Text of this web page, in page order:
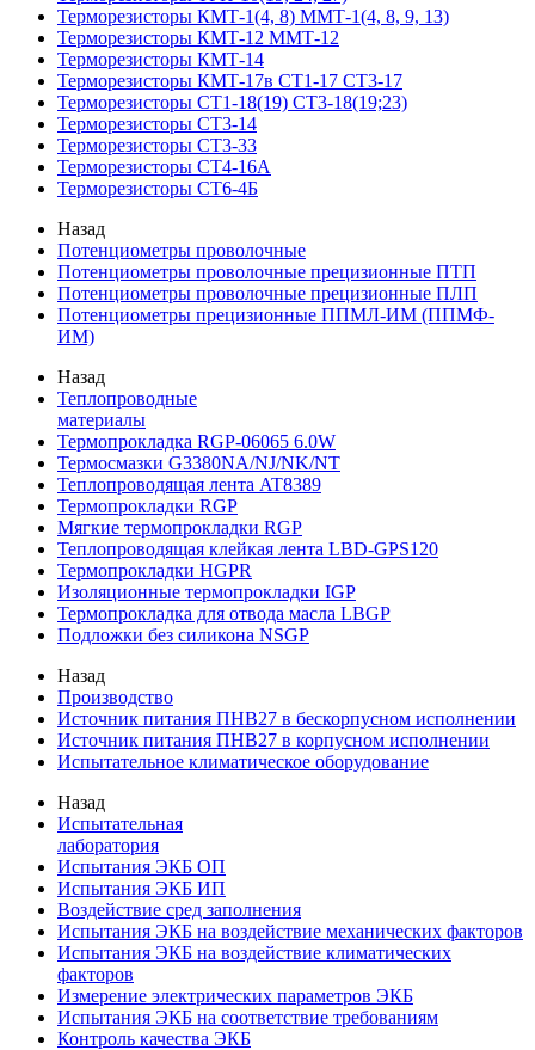
Терморезисторы КМТ-1(4, 8) ММТ-1(4, 8, 9, 13)
Терморезисторы КМТ-12 ММТ-12
Терморезисторы КМТ-14
Терморезисторы КМТ-17в СТ1-17 СТ3-17
Терморезисторы СТ1-18(19) СТ3-18(19;23)
Терморезисторы СТ3-14
Терморезисторы СТ3-33
Терморезисторы СТ4-16А
Терморезисторы СТ6-4Б
Назад
Потенциометры проволочные
Потенциометры проволочные прецизионные ПТП
Потенциометры проволочные прецизионные ПЛП
Потенциометры прецизионные ППМЛ-ИМ (ППМФ-
ИМ)
Назад
Теплопроводные
материалы
Термопрокладка RGP-06065 6.0W
Термосмазки G3380NA/NJ/NK/NT
Теплопроводящая лента AT8389
Термопрокладки RGP
Мягкие термопрокладки RGP
Теплопроводящая клейкая лента LBD-GPS120
Термопрокладки HGPR
Изоляционные термопрокладки IGP
Термопрокладка для отвода масла LBGP
Подложки без силикона NSGP
Назад
Производство
Источник питания ПНВ27 в бескорпусном исполнении
Источник питания ПНВ27 в корпусном исполнении
Испытательное климатическое оборудование
Назад
Испытательная
лаборатория
Испытания ЭКБ ОП
Испытания ЭКБ ИП
Воздействие сред заполнения
Испытания ЭКБ на воздействие механических факторов
Испытания ЭКБ на воздействие климатических
факторов
Измерение электрических параметров ЭКБ
Испытания ЭКБ на соответствие требованиям
Контроль качества ЭКБ